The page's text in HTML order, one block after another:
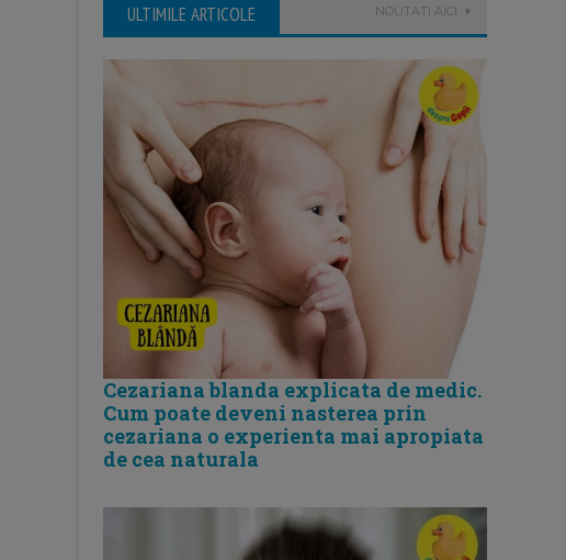
ULTIMILE ARTICOLE NOUTATI AICI
Cezariana blanda explicata de medic.
Cum poate deveni nasterea prin
cezariana o experienta mai apropiata
de cea naturala